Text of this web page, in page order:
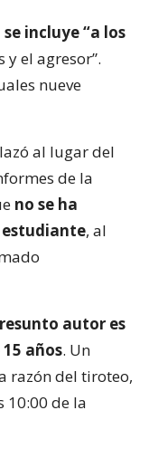
se incluye “a los
el agresor”.
nueve
al lugar del
de la
no se ha
, al
autor es
años. Un
razón del tiroteo,
10:00 de la